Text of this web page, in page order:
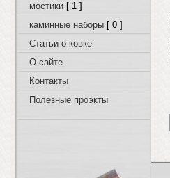
мостики [ 1 ]
каминные наборы [ 0 ]
Статьи о ковке
О сайте
Контакты
Полезные проэкты